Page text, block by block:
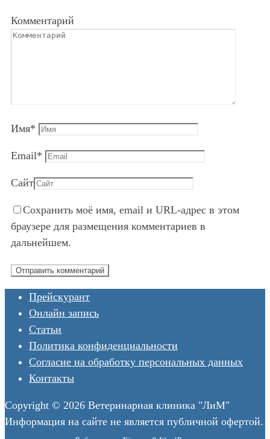
Комментарий
Имя*
Email*
Сайт
Сохранить моё имя, email и URL-адрес в этом
браузере для размещения комментариев в
дальнейшем.
Прейскурант
Онлайн запись
Статьи
Политика конфиденциальности
Согласие на обработку персональных данных
Контакты
Copyright © 2026 Ветеринарная клиника "ЛиМ"
Информация на сайте не является публичной офертой.